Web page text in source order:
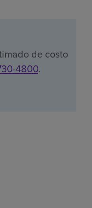
de costo
4800.